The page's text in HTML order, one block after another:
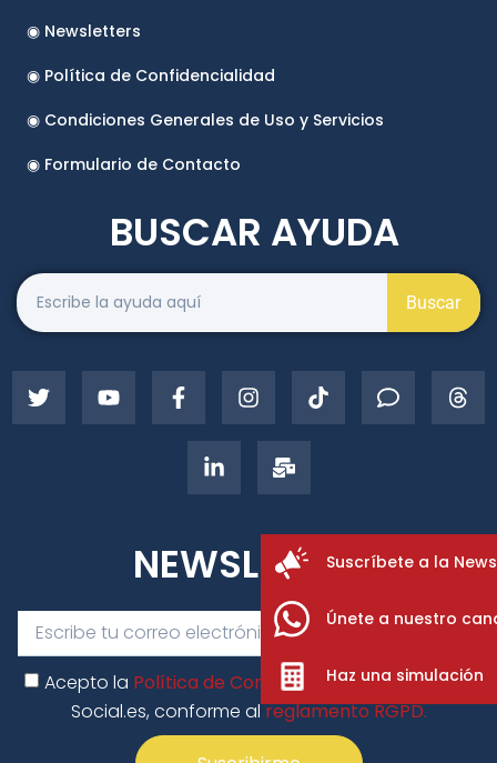
◉ Newsletters
◉ Política de Confidencialidad
◉ Condiciones Generales de Uso y Servicios
◉ Formulario de Contacto
Buscar
BUSCAR AYUDA
NEWSLETTER
Acepto la Política de Confidencialidadde Ayuda-
Social.es, conforme alreglamento RGPD.
Suscríbete a la
Únete a nuestro
Haz una simulación